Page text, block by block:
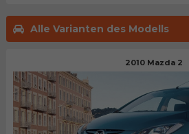
Alle Varianten des Modells
2010 Mazda 2